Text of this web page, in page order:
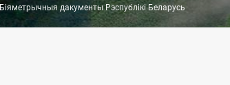
Біяметрычныя дакументы Рэспублікі Беларусь